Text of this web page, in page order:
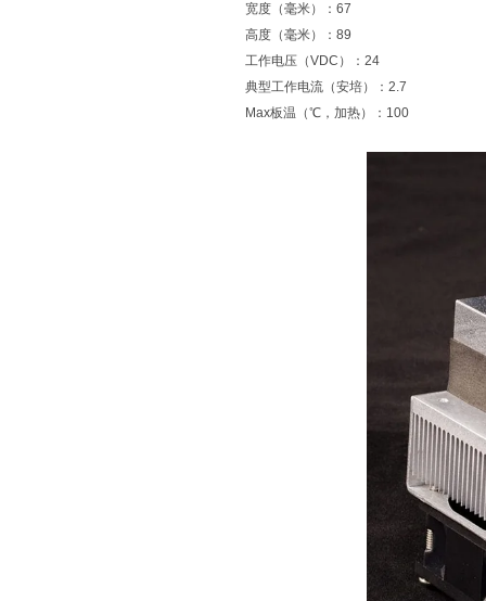
宽度（毫米）：67
高度（毫米）：89
工作电压（VDC）：24
典型工作电流（安培）：2.7
Max板温（℃，加热）：100